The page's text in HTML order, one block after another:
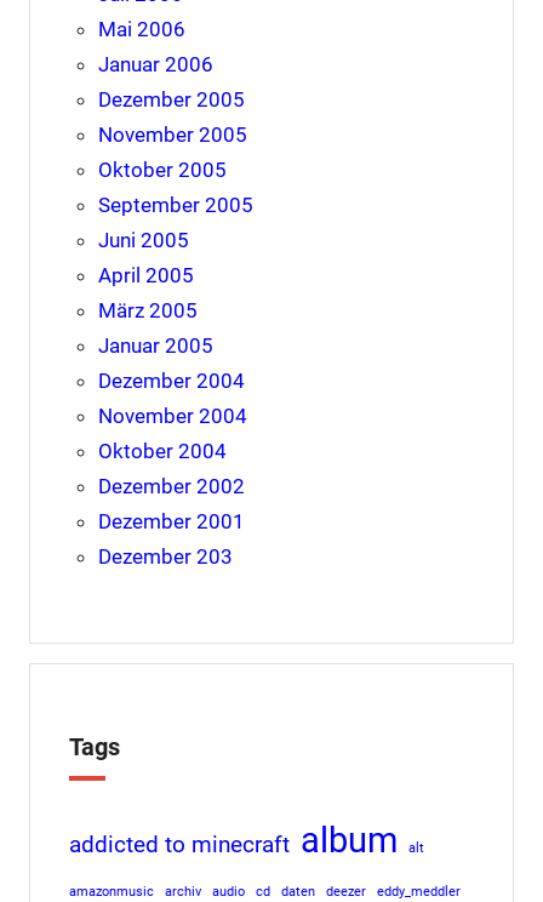
Mai 2006
Januar 2006
Dezember 2005
November 2005
Oktober 2005
September 2005
Juni 2005
April 2005
März 2005
Januar 2005
Dezember 2004
November 2004
Oktober 2004
Dezember 2002
Dezember 2001
Dezember 203
Tags
addicted to minecraft album alt
amazonmusic archiv audio cd daten deezer eddy_meddler